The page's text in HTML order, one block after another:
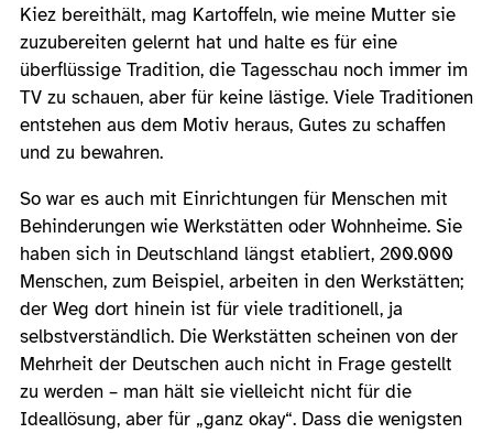
Kiez bereithält, mag Kartoffeln, wie meine Mutter sie
zuzubereiten gelernt hat und halte es für eine
überflüssige Tradition, die Tagesschau noch immer im
TV zu schauen, aber für keine lästige. Viele Traditionen
entstehen aus dem Motiv heraus, Gutes zu schaffen
und zu bewahren.
So war es auch mit Einrichtungen für Menschen mit
Behinderungen wie Werkstätten oder Wohnheime. Sie
haben sich in Deutschland längst etabliert, 200.000
Menschen, zum Beispiel, arbeiten in den Werkstätten;
der Weg dort hinein ist für viele traditionell, ja
selbstverständlich. Die Werkstätten scheinen von der
Mehrheit der Deutschen auch nicht in Frage gestellt
zu werden – man hält sie vielleicht nicht für die
Ideallösung, aber für „ganz okay“. Dass die wenigsten